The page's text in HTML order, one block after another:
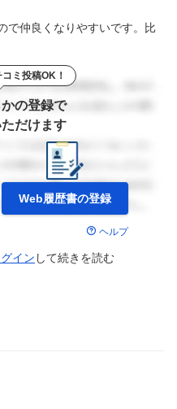
で仲良くなりやすいです。比
ミ投稿OK！
の登録で
だけます
Web履歴書の登録
ヘルプ
イン して続きを読む